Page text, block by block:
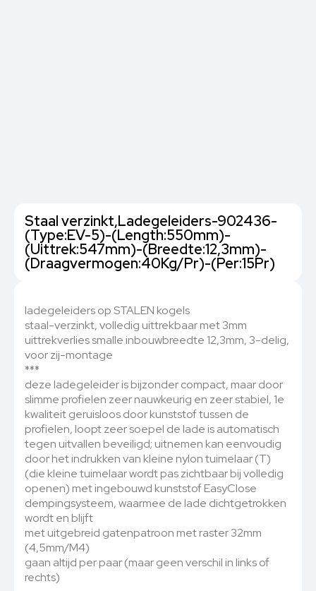
Staal verzinkt,Ladegeleiders-902436-
(Type:EV-5)-(Length:550mm)-
(Uittrek:547mm)-(Breedte:12,3mm)-
(Draagvermogen:40Kg/Pr)-(Per:15Pr)
ladegeleiders op STALEN kogels
staal-verzinkt, volledig uittrekbaar met 3mm
uittrekverlies smalle inbouwbreedte 12,3mm, 3-delig,
voor zij-montage
***
deze ladegeleider is bijzonder compact, maar door
slimme profielen zeer nauwkeurig en zeer stabiel, 1e
kwaliteit geruisloos door kunststof tussen de
profielen, loopt zeer soepel de lade is automatisch
tegen uitvallen beveiligd; uitnemen kan eenvoudig
door het indrukken van kleine nylon tuimelaar (T)
(die kleine tuimelaar wordt pas zichtbaar bij volledig
openen) met ingebouwd kunststof EasyClose
dempingsysteem, waarmee de lade dichtgetrokken
wordt en blijft
met uitgebreid gatenpatroon met raster 32mm
(4,5mm/M4)
gaan altijd per paar (maar geen verschil in links of
rechts)